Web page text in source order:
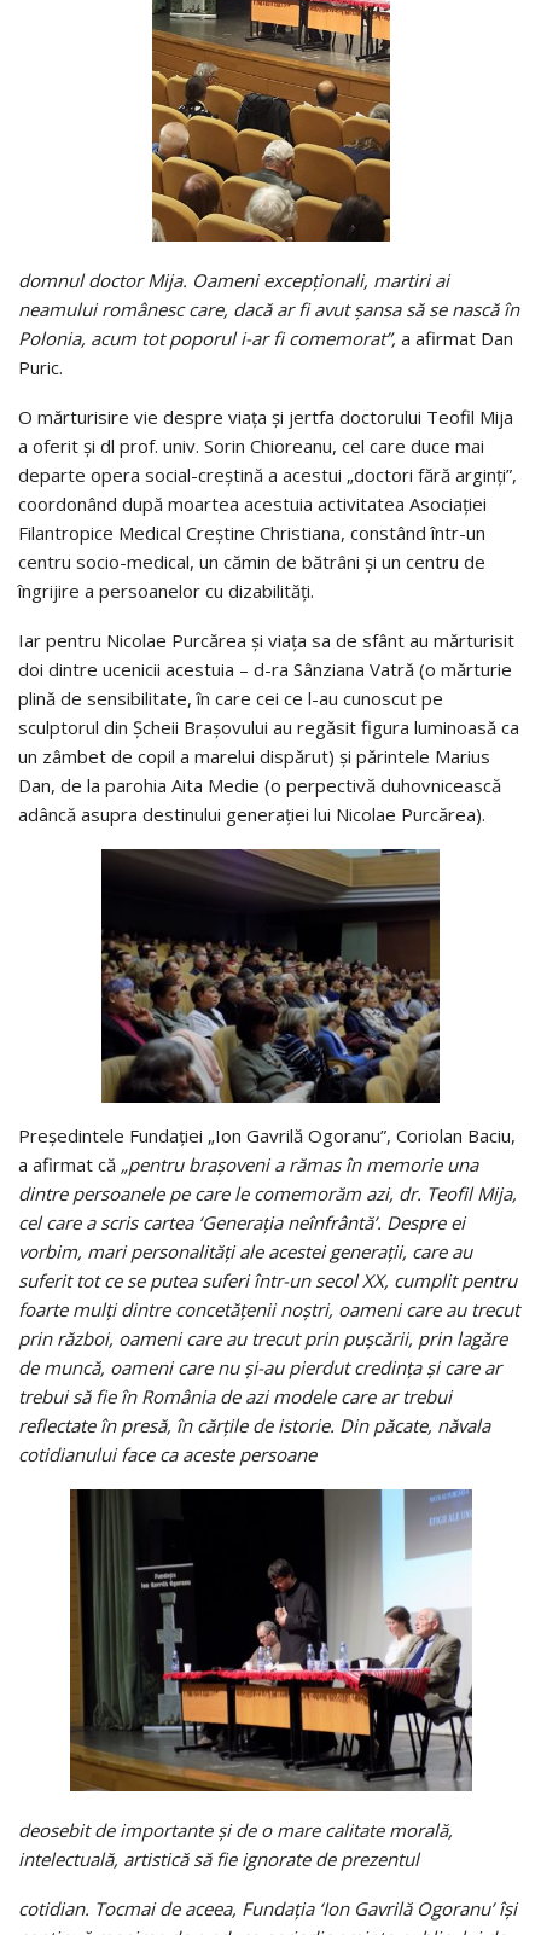
domnul doctor Mija. Oameni excepţionali, martiri ai
neamului românesc care, dacă ar fi avut şansa să se nască în
Polonia, acum tot poporul i-ar fi comemorat”, a afirmat Dan
Puric.
O mărturisire vie despre viaţa şi jertfa doctorului Teofil Mija
a oferit şi dl prof. univ. Sorin Chioreanu, cel care duce mai
departe opera social-creştină a acestui „doctori fără arginţi”,
coordonând după moartea acestuia activitatea Asociaţiei
Filantropice Medical Creştine Christiana, constând într-un
centru socio-medical, un cămin de bătrâni şi un centru de
îngrijire a persoanelor cu dizabilităţi.
Iar pentru Nicolae Purcărea şi viaţa sa de sfânt au mărturisit
doi dintre ucenicii acestuia – d-ra Sânziana Vatră (o mărturie
plină de sensibilitate, în care cei ce l-au cunoscut pe
sculptorul din Şcheii Braşovului au regăsit figura luminoasă ca
un zâmbet de copil a marelui dispărut) şi părintele Marius
Dan, de la parohia Aita Medie (o perpectivă duhovnicească
adâncă asupra destinului generaţiei lui Nicolae Purcărea).
Preşedintele Fundaţiei „Ion Gavrilă Ogoranu”, Coriolan Baciu,
a afirmat că „pentru braşoveni a rămas în memorie una
dintre persoanele pe care le comemorăm azi, dr. Teofil Mija,
cel care a scris cartea ‘Generaţia neînfrântă’. Despre ei
vorbim, mari personalităţi ale acestei generaţii, care au
suferit tot ce se putea suferi într-un secol XX, cumplit pentru
foarte mulţi dintre concetăţenii noştri, oameni care au trecut
prin război, oameni care au trecut prin puşcării, prin lagăre
de muncă, oameni care nu şi-au pierdut credinţa şi care ar
trebui să fie în România de azi modele care ar trebui
reflectate în presă, în cărţile de istorie. Din păcate, năvala
cotidianului face ca aceste persoane
deosebit de importante şi de o mare calitate morală,
intelectuală, artistică să fie ignorate de prezentul
cotidian. Tocmai de aceea, Fundaţia ‘Ion Gavrilă Ogoranu’ îşi